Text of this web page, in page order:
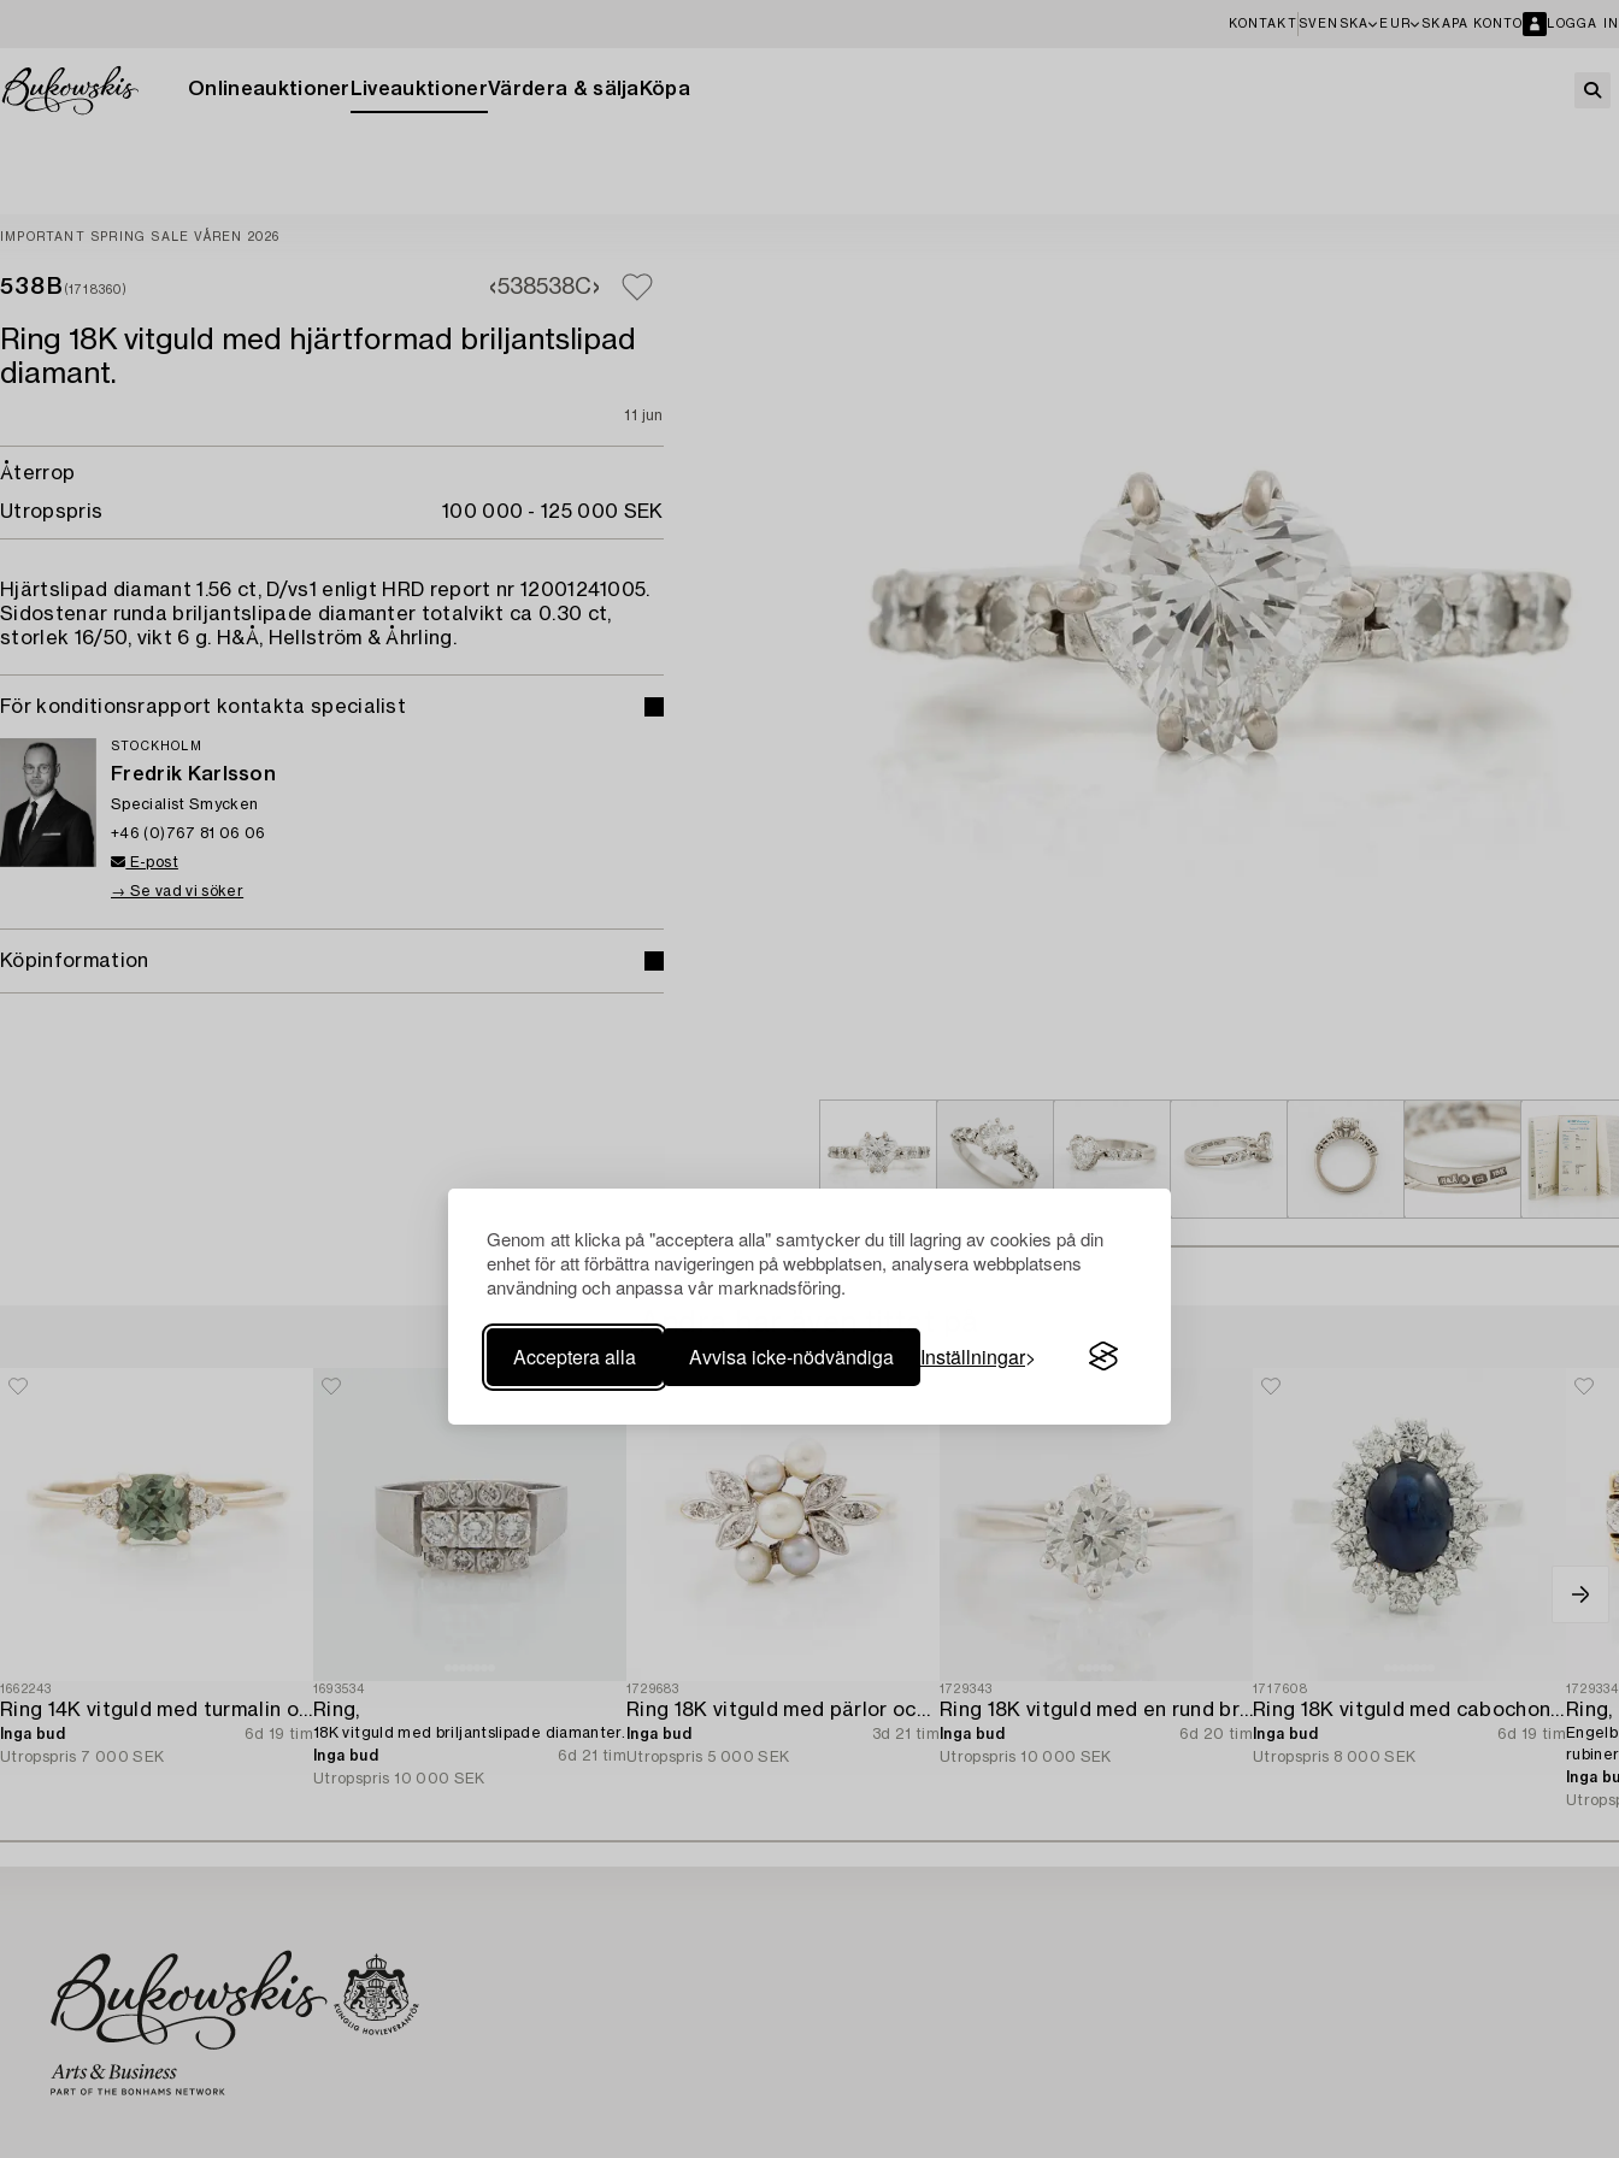
Genom att klicka på "acceptera alla" samtycker du till lagring av cookies på din
enhet för att förbättra navigeringen på webbplatsen, analysera webbplatsens
användning och anpassa vår marknadsföring.
Acceptera alla Avvisa icke-nödvändiga Inställningar
KONTAKT SVENSKA EUR SKAPA KONTO LOGGA IN
Onlineauktioner LiveauktionerVärdera & sälja Köpa
IMPORTANT SPRING SALE VÅREN 2026
538B (1718360) 538538C
Ring 18K vitguld med hjärtformad briljantslipad
diamant.
11 jun
Återrop
Utropspris
100 000 - 125 000 SEK
Hjärtslipad diamant 1.56 ct, D/vs1 enligt HRD report nr 12001241005.
Sidostenar runda briljantslipade diamanter totalvikt ca 0.30 ct,
storlek 16/50, vikt 6 g. H&Å, Hellström & Åhrling.
För konditionsrapport kontakta specialist
STOCKHOLM
Fredrik Karlsson
Specialist Smycken
+46 (0)767 81 06 06
E-post
→ Se vad vi söker
Köpinformation
Andra har även tittat på
1662243
Ring 14K vitguld med turmalin och briljantslipade diamanter.
Inga bud
6d 19 tim
Utropspris 7 000 SEK
1693534
Ring,
18K vitguld med briljantslipade diamanter.
Inga bud
6d 21 tim
Utropspris 10 000 SEK
1729683
Ring 18K vitguld med pärlor och åttkantslipade diamanter.
Inga bud
3d 21 tim
Utropspris 5 000 SEK
1729343
Ring 18K vitguld med en rund briljantslipad diamant.
Inga bud
6d 20 tim
Utropspris 10 000 SEK
1717608
Ring 18K vitguld med cabochonslipad safir och briljantslipade diamanter.
Inga bud
6d 19 tim
Utropspris 8 000 SEK
1729334
Ring,
Inga